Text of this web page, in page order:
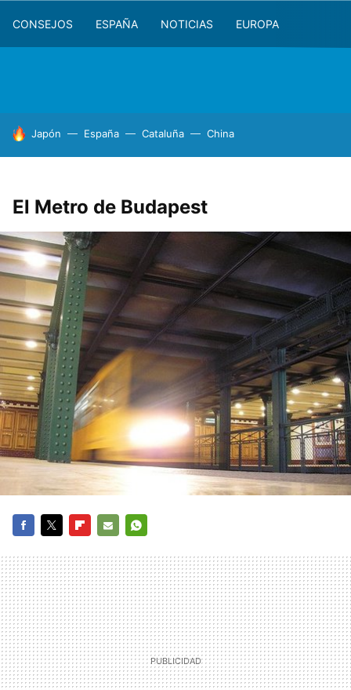
CONSEJOS ESPAÑA NOTICIAS EUROPA
HOY SE HABLA DE
Japón España Cataluña China
El Metro de Budapest
MAIL